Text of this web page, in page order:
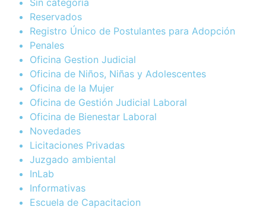
Sin categoría
Reservados
Registro Único de Postulantes para Adopción
Penales
Oficina Gestion Judicial
Oficina de Niños, Niñas y Adolescentes
Oficina de la Mujer
Oficina de Gestión Judicial Laboral
Oficina de Bienestar Laboral
Novedades
Licitaciones Privadas
Juzgado ambiental
InLab
Informativas
Escuela de Capacitacion